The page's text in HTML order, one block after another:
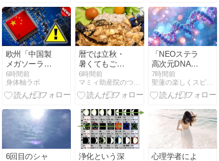
ある方にお勧
め！
欧州「中国製
メガソーラー
にキルスイッ
チ仕込まれて
る。大停電起
れ」→ガチ規
制で中国ブチ
ギレ！
6時間前
身体軸ラボ
暦では立秋・
暑くてもごは
ん食べましょ
う
6時間前
マミィ助産院のつれづれ日記
「NEOステラ
高次元DNAコ
ード全部入れ
ます」のご感
想
7時間前
聖蓮の楽しくスピリチュアルレッスン〜女性性の目覚め〜
6回目のシャ
浄化という深
心理学者によ